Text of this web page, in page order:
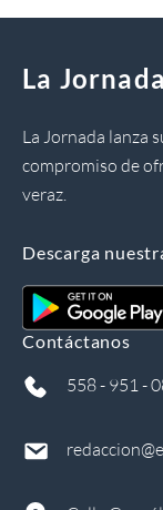
La
La Jornada lanza
compromiso de
veraz.
Descarga
Contáctanos
558 - 951 -